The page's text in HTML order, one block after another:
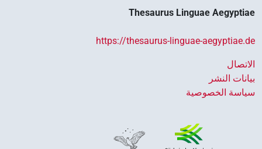
Thesaurus Linguae Aegyptiae
https://thesaurus-linguae-aegyptiae.de
الاتصال
بيانات النشر
سياسة الخصوصية